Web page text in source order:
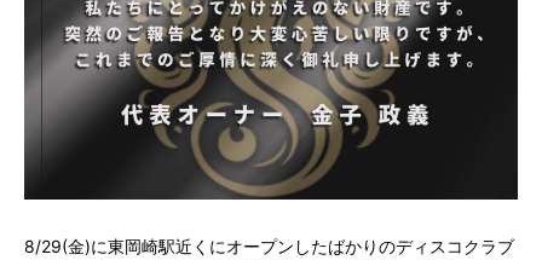
8/29(金)に東岡崎駅近くにオープンしたばかりのディスコクラブ